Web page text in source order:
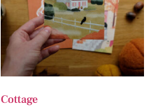
Cottage